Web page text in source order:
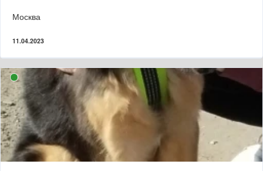
Москва
11.04.2023